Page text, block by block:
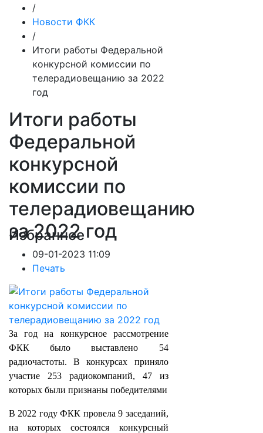
/
Новости ФКК
/
Итоги работы Федеральной
конкурсной комиссии по
телерадиовещанию за 2022
год
Итоги работы
Федеральной
конкурсной
комиссии по
телерадиовещанию
за 2022 год
Избранное
09-01-2023 11:09
Печать
За год на конкурсное рассмотрение
ФКК было выставлено 54
радиочастоты. В конкурсах приняло
участие 253 радиокомпаний, 47 из
которых были признаны победителями
В 2022 году ФКК провела 9 заседаний,
на которых состоялся конкурсный